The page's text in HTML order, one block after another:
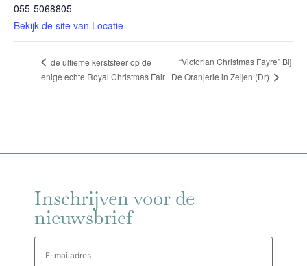
055-5068805
Bekijk de site van Locatie
de ultieme kerstsfeer op de
enige echte Royal Christmas Fair
“Victorian Christmas Fayre” Bij
De Oranjerie in Zeijen (Dr)
Inschrijven voor de
nieuwsbrief
E-
mailadres